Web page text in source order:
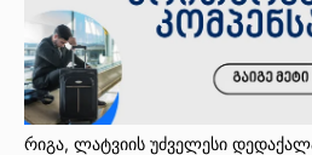
რიგა, ლატვიის უძველესი